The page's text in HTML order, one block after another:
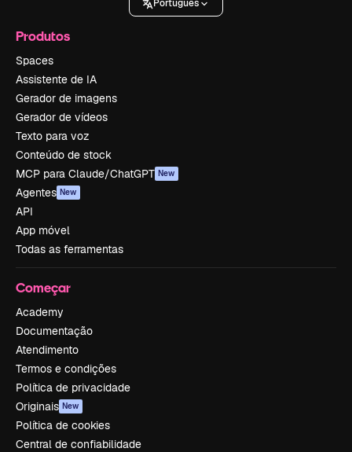
Português
Produtos
Spaces
Assistente de IA
Gerador de imagens
Gerador de vídeos
Texto para voz
Conteúdo de stock
MCP para Claude/ChatGPT New
Agentes New
API
App móvel
Todas as ferramentas
Começar
Academy
Documentação
Atendimento
Termos e condições
Política de privacidade
Originais New
Política de cookies
Central de confiabilidade